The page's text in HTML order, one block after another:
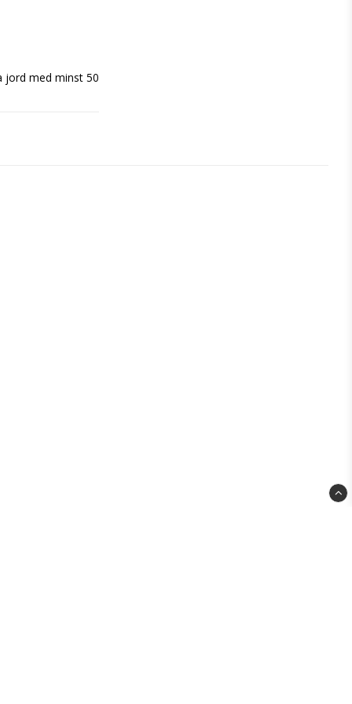
jord med minst 50